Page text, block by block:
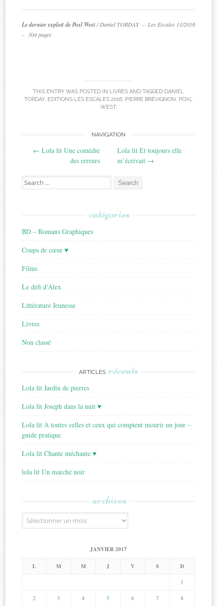
Le dernier exploit de Poxl West/ Daniel TORDAY – Les Escales 11/2016
– 304 pages
THIS ENTRY WAS POSTED IN LIVRES AND TAGGED DANIEL
TORDAY, EDITIONS LES ESCALES 2016, PIERRE BRÉVIGNON , POXL
WEST.
navigation
NAVIGATION
← Lola lit Une comédie
des erreurs
Lola lit Et toujours elle
m’écrivait →
Search
for:
catégories
BD – Romans Graphiques
Coups de cœur ♥
Films
Le défi d'Alex
Littérature Jeunesse
Livres
Non classé
ARTICLES récents
Lola lit Jardin de pierres
Lola lit Joseph dans la nuit ♥
Lola lit A toutes celles et ceux qui comptent mourir un jour –
guide pratique
Lola lit Chante méchante ♥
lola lit Un marché noir
archives
Archives
JANVIER 2017
L M M J V S D
1
2 3 4 5 6 7 8